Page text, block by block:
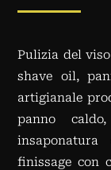
Pulizia del
shave oil,
artigianale
panno
finissage con